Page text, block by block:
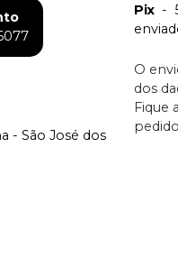
- São José dos
Pix -
O
dos
Fique